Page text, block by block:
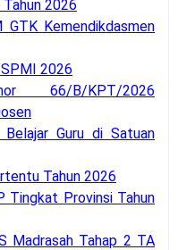
2026
GTK Kemendikdasmen
2026
66/B/KPT/2026
Guru di Satuan
Tahun 2026
Tingkat Provinsi Tahun
Madrasah Tahap 2 TA